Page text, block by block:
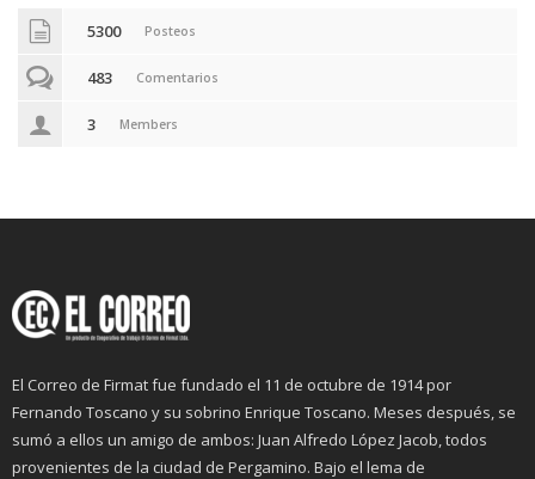
5300 Posteos
483 Comentarios
3 Members
El Correo de Firmat fue fundado el 11 de octubre de 1914 por
Fernando Toscano y su sobrino Enrique Toscano. Meses después, se
sumó a ellos un amigo de ambos: Juan Alfredo López Jacob, todos
provenientes de la ciudad de Pergamino. Bajo el lema de